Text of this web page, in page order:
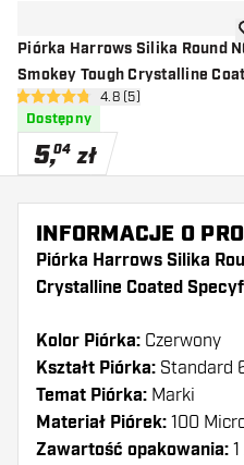
Piórka Harrows Silika Round
Smokey Tough Crystalline
otwórz panel recenzji
4.8 gwiazdki oceny
4.8 (5)
Dostępny
5,04 zł
INFORMACJE O
Piórka Harrows Silika
Crystalline Coated
Kolor Piórka: Czerwony
Kształt Piórka: Standard
Temat Piórka: Marki
Materiał Piórek: 100
Zawartość opakowania: